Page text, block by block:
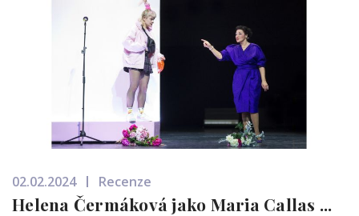
02.02.2024 Recenze
Helena Čermáková jako Maria Callas ...